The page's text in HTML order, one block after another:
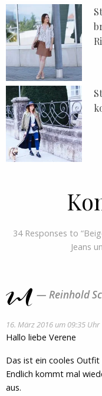
34 Responses to
Jeans
Reinhold
16. März 2016 um 09:35 Uhr
Hallo liebe Verene
Das ist ein cooles Outfit
Endlich kommt mal
aus.